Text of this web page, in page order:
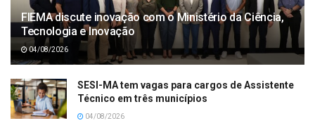
FIEMA discute inovação com o Ministério da Ciência,
Tecnologia e Inovação
04/08/2026
SESI-MA tem vagas para cargos de Assistente
Técnico em três municípios
04/08/2026